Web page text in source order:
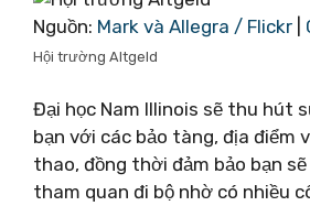
Nguồn: Mark và Allegra / Flickr
Hội trường Altgeld
Đại học Nam Illinois sẽ thu hút
bạn với các bảo tàng, địa điểm
thao, đồng thời đảm bảo bạn
tham quan đi bộ nhờ có nhiều